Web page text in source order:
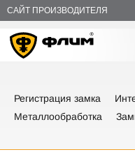
САЙТ ПРОИЗВОДИТЕЛЯ
Регистрация замка
Металлообработка